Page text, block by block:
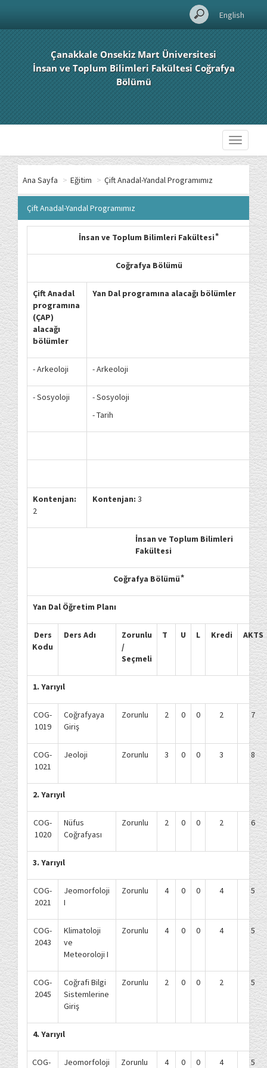
English
Çanakkale Onsekiz Mart Üniversitesi
İnsan ve Toplum Bilimleri Fakültesi Coğrafya
Bölümü
Toggle
Ana Sayfa > Eğitim > Çift Anadal-Yandal Programımız
Çift Anadal-Yandal Programımız
İnsan ve Toplum Bilimleri Fakültesi ⃰
Coğrafya Bölümü
Çift Anadal
programına
(ÇAP)
alacağı
bölümler
Yan Dal programına alacağı bölümler
- Arkeoloji - Arkeoloji
- Sosyoloji
- Sosyoloji
- Tarih
Kontenjan:
2
Kontenjan:3
İnsan ve Toplum Bilimleri
Fakültesi
Coğrafya Bölümü ⃰
Yan Dal Öğretim Planı
Ders
Kodu
Ders Adı
Zorunlu
/
Seçmeli
T U L Kredi AKTS
1. Yarıyıl
COG-
1019
Coğrafyaya
Giriş
Zorunlu 2 0 0 2 7
COG-
1021
Jeoloji Zorunlu 3 0 0 3 8
2. Yarıyıl
COG-
1020
Nüfus
Coğrafyası
Zorunlu 2 0 0 2 6
3. Yarıyıl
COG-
2021
Jeomorfoloji
I
Zorunlu 4 0 0 4 5
COG-
2043
Klimatoloji
ve
Meteoroloji I
Zorunlu 4 0 0 4 5
COG-
2045
Coğrafi Bilgi
Sistemlerine
Giriş
Zorunlu 2 0 0 2 5
4. Yarıyıl
COG-
Jeomorfoloji
Zorunlu 4 0 0 4 5